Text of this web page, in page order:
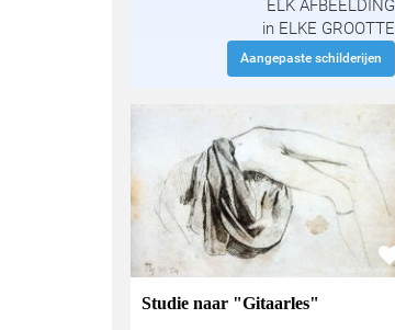
ELK AFBEELDING
in ELKE GROOTTE
Aangepaste schilderijen
Studie naar "Gitaarles"